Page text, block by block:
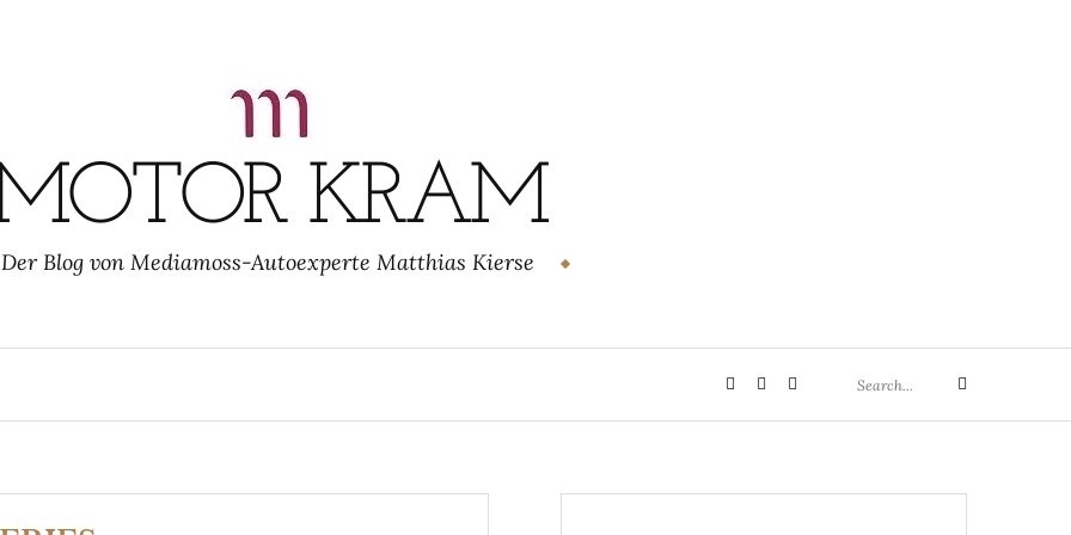
KRAM
Der Blog von Mediamoss-Autoexperte Matthias Kierse
Privatsphäre-
ändern
Historie
Privatsphäre-
Einwilligungen
for:
Search